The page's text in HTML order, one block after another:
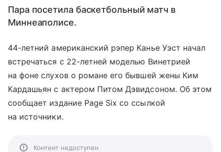
Пара посетила баскетбольный матч в
Миннеаполисе.
44-летний американский рэпер Канье Уэст начал
встречаться с 22-летней моделью Винетрией
на фоне слухов о романе его бывшей жены Ким
Кардашьян с актером Питом Дэвидсоном. Об этом
сообщает издание Page Six со ссылкой
на источники.
Контент недоступен